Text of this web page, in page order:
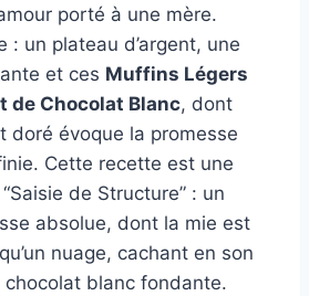
porté à une mère.
: un plateau d’argent, une
et ces Muffins Légers
de Chocolat Blanc, dont
doré évoque la promesse
Cette recette est une
de Structure” : un
absolue, dont la mie est
nuage, cachant en son
chocolat blanc fondante.